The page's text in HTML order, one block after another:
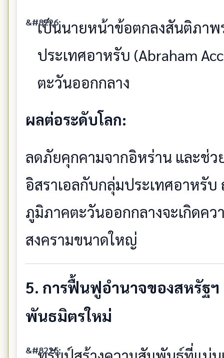
เป็นนายหน้าข้อตกลงสันติภาพ
ประเทศอาหรับ (Abraham
ตะวันออกกลาง
ผลต่อระดับโลก:
ลดภัยคุกคามจากอิหร่าน และช่ว
อิสราเอลกับกลุ่มประเทศอาหรับ
ภูมิภาคตะวันออกกลางจะเกิดคว
สงครามขนาดใหญ่
5. การฟื้นฟูอำนาจของสหรัฐ
พันธมิตรใหม่